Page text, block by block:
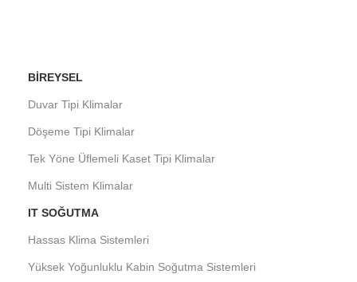
BIREYSEL
Duvar Tipi Klimalar
Döşeme Tipi Klimalar
Tek Yöne Üflemeli Kaset Tipi Klimalar
Multi Sistem Klimalar
IT SOĞUTMA
Hassas Klima Sistemleri
Yüksek Yoğunluklu Kabin Soğutma Sistemleri